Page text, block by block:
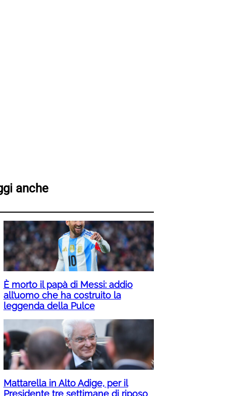
anche
È morto il papà di Messi: addio
all’uomo che ha costruito la
leggenda della Pulce
Mattarella in Alto Adige, per il
Presidente tre settimane di riposo